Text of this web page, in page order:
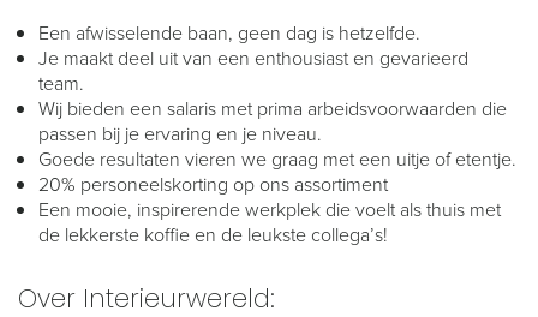
Een afwisselende baan, geen dag is hetzelfde.
Je maakt deel uit van een enthousiast en gevarieerd
team.
Wij bieden een salaris met prima arbeidsvoorwaarden die
passen bij je ervaring en je niveau.
Goede resultaten vieren we graag met een uitje of etentje.
20% personeelskorting op ons assortiment
Een mooie, inspirerende werkplek die voelt als thuis met
de lekkerste koffie en de leukste collega’s!
Over Interieurwereld: